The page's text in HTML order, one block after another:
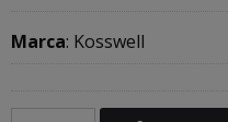
Marca: Kosswell